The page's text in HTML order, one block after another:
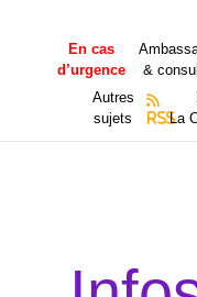
contenu
En cas
d’urgence
&
Autres
sujets
RSSLa